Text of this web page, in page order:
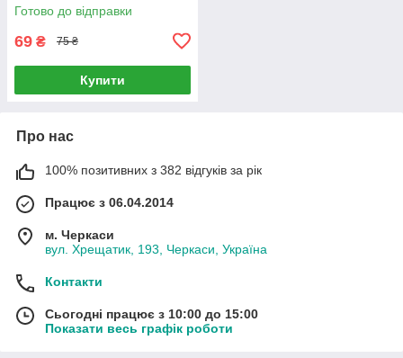
Готово до відправки
69 ₴ 75 ₴
Купити
Про нас
100% позитивних з 382 відгуків за рік
Працює з 06.04.2014
м. Черкаси
вул. Хрещатик, 193, Черкаси, Україна
Контакти
Сьогодні працює з 10:00 до 15:00
Показати весь графік роботи